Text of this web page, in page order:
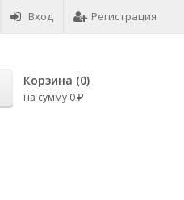
Вход Регистрация
Корзина (0)
на сумму 0 ₽